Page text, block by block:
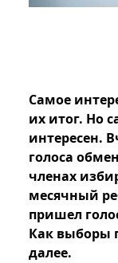
Самое
их итог. Но
интересен.
голоса
членах
месячный
пришел
Как выборы
далее.